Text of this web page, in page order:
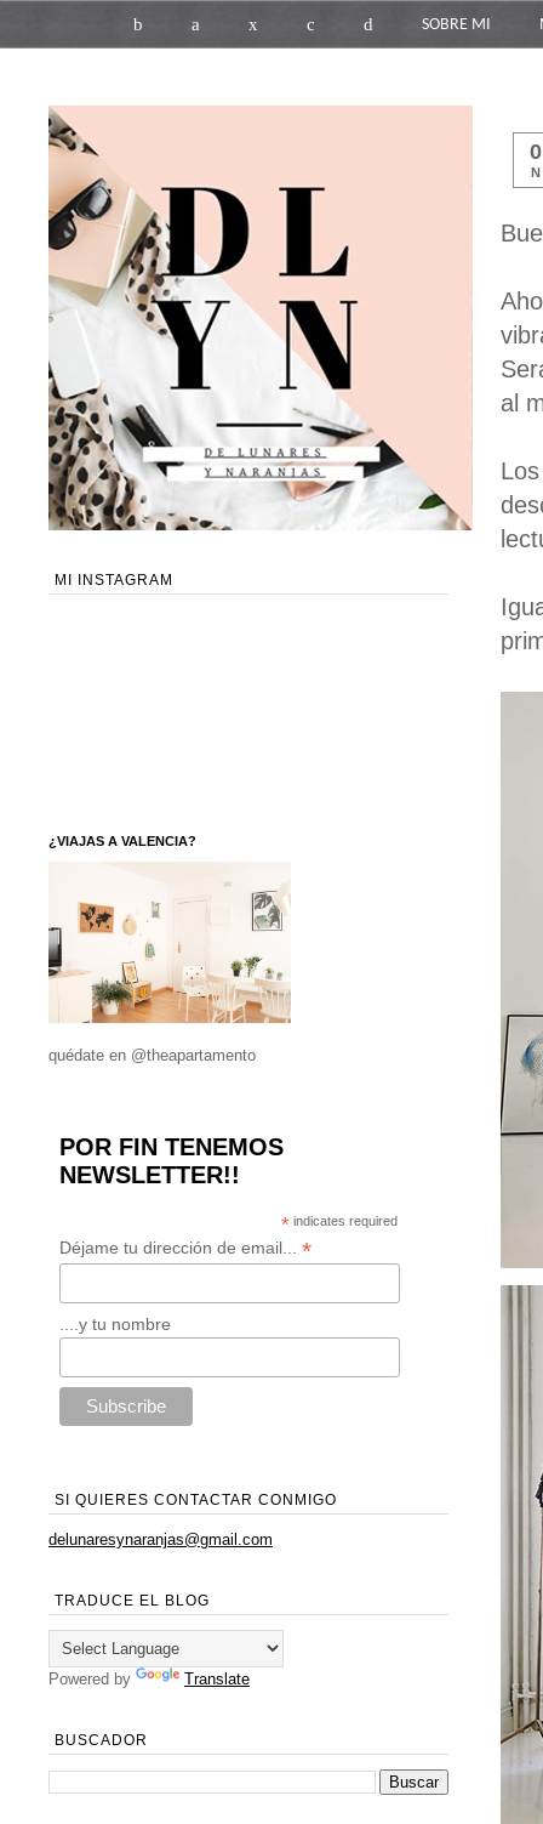
b a x c d SOBRE MI
al
MI INSTAGRAM
¿VIAJAS A VALENCIA?
quédate en @theapartamento
POR FIN TENEMOS
NEWSLETTER!!
* indicates required
Déjame tu dirección de email... *
....y tu nombre
SI QUIERES CONTACTAR CONMIGO
delunaresynaranjas@gmail.com
TRADUCE EL BLOG
Powered by Translate
BUSCADOR